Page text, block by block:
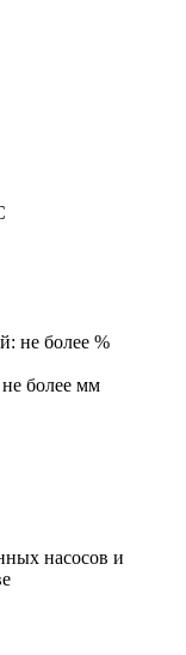
не более %
более мм